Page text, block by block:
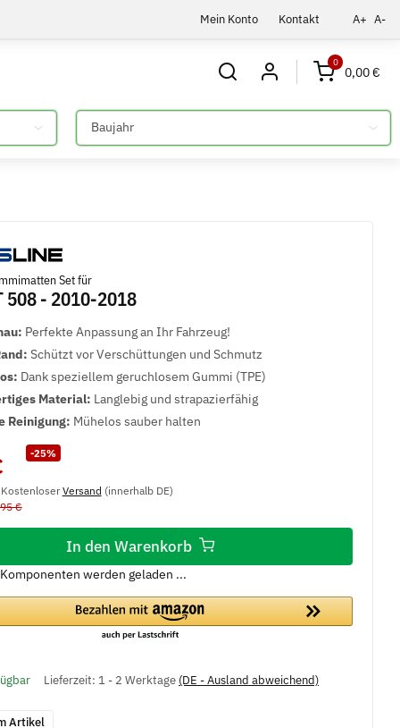
Mein Konto Kontakt A+ A-
0
0,00 €
Bitte auswählen
Set für
508 - 2010-2018
Perfekte Anpassung an Ihr Fahrzeug!
Schützt vor Verschüttungen und Schmutz
Dank speziellem geruchlosem Gummi (TPE)
Material: Langlebig und strapazierfähig
Reinigung: Mühelos sauber halten
-25%
KostenloserVersand (innerhalb DE)
€
In den Warenkorb
Komponenten werden geladen ...
Lieferzeit: 1 - 2 Werktage (DE - Ausland abweichend)
Artikel